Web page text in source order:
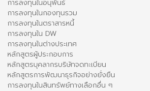
การลงทุนในอนุพันธ์
การลงทุนในกองทุนรวม
การลงทุนในตราสารหนี้
การลงทุนใน DW
การลงทุนในต่างประเทศ
หลักสูตรผู้ประกอบการ
หลักสูตรบุคลากรบริษัทจดทะเบียน
หลักสูตรการพัฒนาธุรกิจอย่างยั่งยืน
การลงทุนในสินทรัพย์ทางเลือกอื่น ๆ